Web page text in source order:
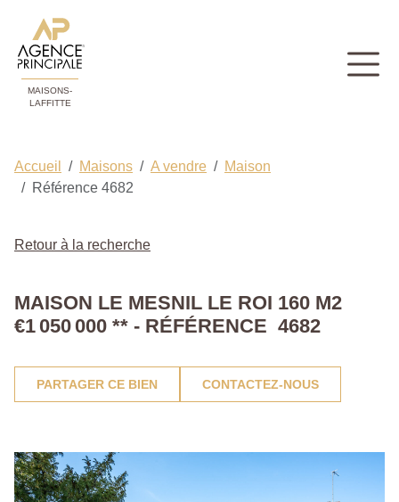
MAISONS-
LAFFITTE
Accueil Maisons A vendre
Maison
Référence 4682
Retour à la recherche
MAISON LE MESNIL LE ROI 160 M2
€1 050 000 ** - RÉFÉRENCE 4682
PARTAGER CE BIEN CONTACTEZ-NOUS